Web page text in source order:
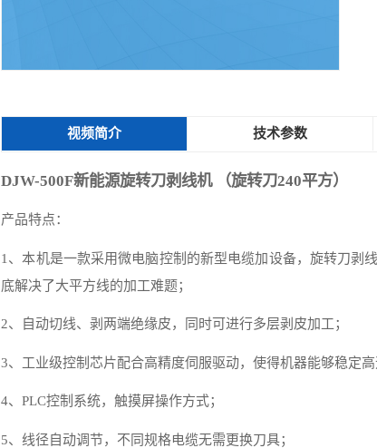
视频简介 技术参数
DJW-500F新能源旋转刀剥线机 （旋转刀240平方）
产品特点：
1、本机是一款采用微电脑控制的新型电缆加设备，旋转刀剥
底解决了大平方线的加工难题；
2、自动切线、剥两端绝缘皮，同时可进行多层剥皮加工；
3、工业级控制芯片配合高精度伺服驱动，使得机器能够稳定高
4、PLC控制系统，触摸屏操作方式；
5、线径自动调节，不同规格电缆无需更换刀具；